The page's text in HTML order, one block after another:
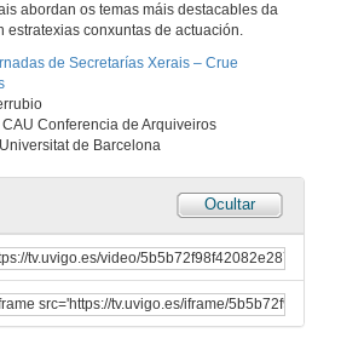
abordan os temas máis destacables da
estratexias conxuntas de actuación.
de Secretarías Xerais – Crue
Conferencia de Arquiveiros
de Barcelona
Ocultar
5 de abr. de 2018
Intervención de D. Severiano Hernández Vicente
5 de abr. de 2018
Intervención de D. Ricard Pérez Alcázar